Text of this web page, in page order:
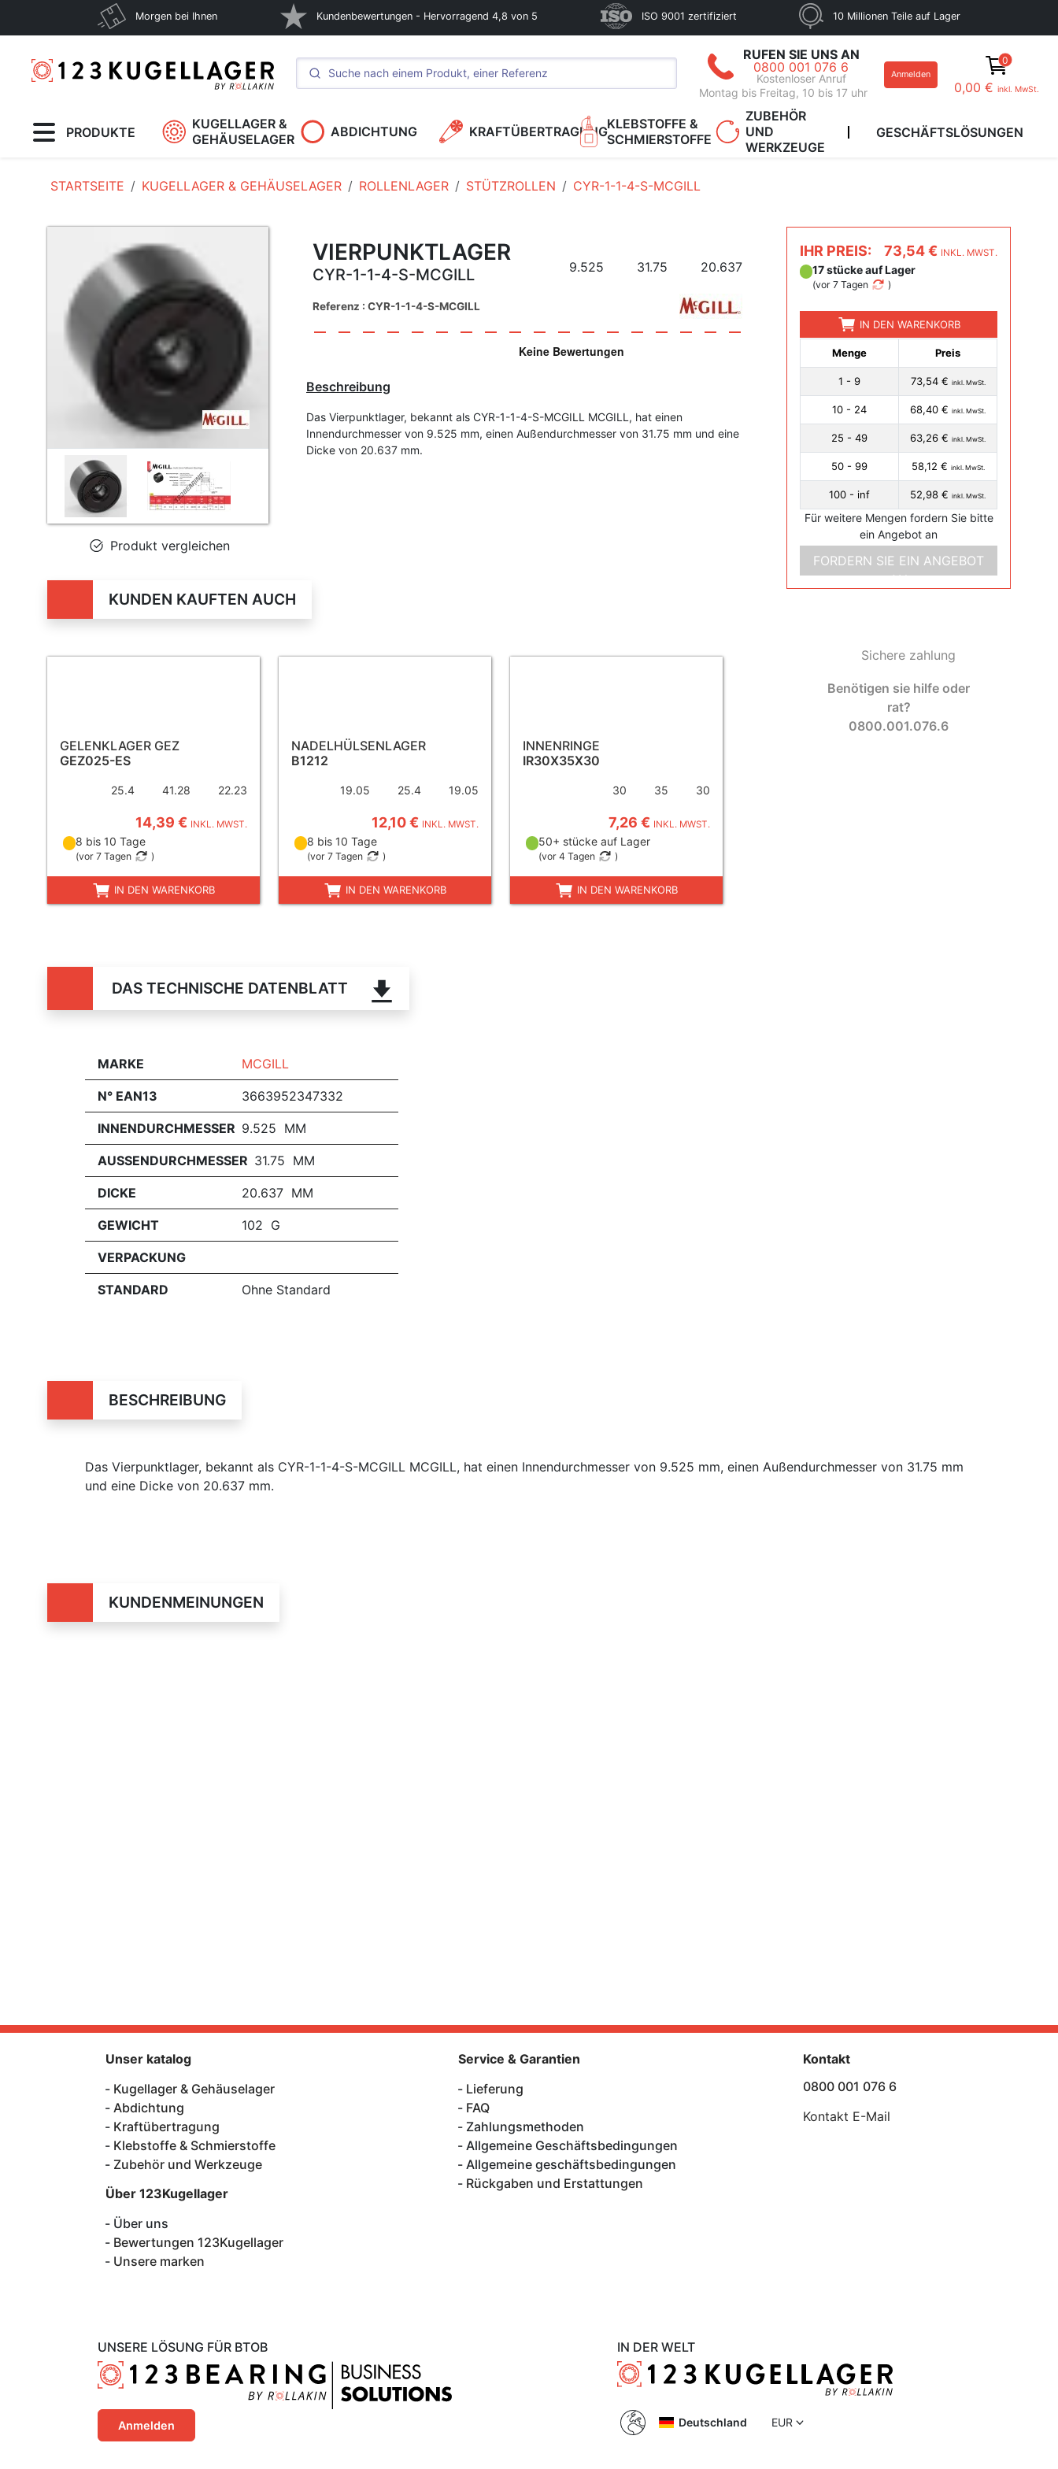
Morgen bei Ihnen Kundenbewertungen - Hervorragend 4,8 von 5 ISO 9001 zertifiziert 10 Millionen Teile auf Lager
RUFEN SIE UNS AN
0800 001 076 6
Kostenloser Anruf
Montag bis Freitag, 10 bis 17 uhr
Anmelden
0
0,00 € inkl. MwSt.
PRODUKTE
KUGELLAGER &
GEHÄUSELAGER
ABDICHTUNG KRAFTÜBERTRAGUNGKLEBSTOFFE &
SCHMIERSTOFFE
ZUBEHÖR
UND
WERKZEUGE
GESCHÄFTSLÖSUNGEN
STARTSEITE KUGELLAGER & GEHÄUSELAGER ROLLENLAGER STÜTZROLLEN CYR-1-1-4-S-MCGILL
Produkt vergleichen
VIERPUNKTLAGER
CYR-1-1-4-S-MCGILL 9.525 31.75 20.637
Referenz : CYR-1-1-4-S-MCGILL
Beschreibung
Das Vierpunktlager, bekannt als CYR-1-1-4-S-MCGILL MCGILL, hat einen
Innendurchmesser von 9.525 mm, einen Außendurchmesser von 31.75 mm und eine
Dicke von 20.637 mm.
IHR PREIS: 73,54 € INKL. MWST.
17 stücke auf Lager
(vor 7 Tagen )
IN DEN WARENKORB
Menge Preis
1 - 9 73,54 € inkl. MwSt.
10 - 24 68,40 € inkl. MwSt.
25 - 49 63,26 € inkl. MwSt.
50 - 99 58,12 € inkl. MwSt.
100 - inf 52,98 € inkl. MwSt.
Für weitere Mengen fordern Sie bitte
ein Angebot an
FORDERN SIE EIN ANGEBOT
AN
Sichere zahlung
Benötigen sie hilfe oder
rat?
0800.001.076.6
KUNDEN KAUFTEN AUCH
GELENKLAGER GEZ
GEZ025-ES
25.4 41.28 22.23
14,39 € INKL. MWST.
8 bis 10 Tage
(vor 7 Tagen )
IN DEN WARENKORB
NADELHÜLSENLAGER
B1212
19.05 25.4 19.05
12,10 € INKL. MWST.
8 bis 10 Tage
(vor 7 Tagen )
IN DEN WARENKORB
INNENRINGE
IR30X35X30
30 35 30
7,26 € INKL. MWST.
50+ stücke auf Lager
(vor 4 Tagen )
IN DEN WARENKORB
DAS TECHNISCHE DATENBLATT
MARKE MCGILL
N° EAN13 3663952347332
INNENDURCHMESSER 9.525 MM
AUSSENDURCHMESSER 31.75 MM
DICKE 20.637 MM
GEWICHT 102 G
VERPACKUNG
STANDARD Ohne Standard
BESCHREIBUNG
Das Vierpunktlager, bekannt als CYR-1-1-4-S-MCGILL MCGILL, hat einen Innendurchmesser von 9.525 mm, einen Außendurchmesser von 31.75 mm
und eine Dicke von 20.637 mm.
KUNDENMEINUNGEN
UNSERE LÖSUNG FÜR BTOB
Anmelden
Unser katalog
Kugellager & Gehäuselager
Abdichtung
Kraftübertragung
Klebstoffe & Schmierstoffe
Zubehör und Werkzeuge
Über 123Kugellager
Über uns
Bewertungen 123Kugellager
Unsere marken
Service & Garantien
Lieferung
FAQ
Zahlungsmethoden
Allgemeine Geschäftsbedingungen
Allgemeine geschäftsbedingungen
Rückgaben und Erstattungen
Kontakt
0800 001 076 6
Kontakt E-Mail
IN DER WELT
Deutschland EUR